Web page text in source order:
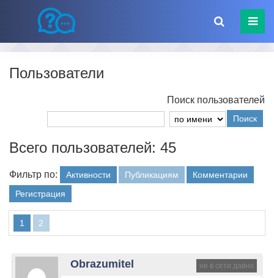
Пользователи
Поиск пользователей
Поиск
Всего пользователей: 45
Фильтр по: Активности Публикациям
Комментарии
Регистрация
1 2
не в сети давно
Obrazumitel